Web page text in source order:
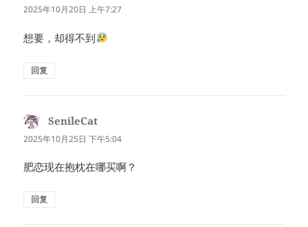
道：
2025年10月20日 上午7:27
想要，却得不到
回复
SenileCat
道：
2025年10月25日 下午5:04
肥恋现在抱枕在哪买啊？
回复